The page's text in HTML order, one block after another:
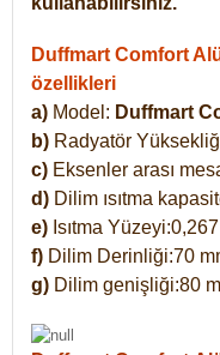
Duffmart Comfort
özellikleri
a) Model: Duffmart
b) Radyatör
c) Eksenler arası
d) Dilim ısıtma
e) Isıtma
f) Dilim Derinliği:70
g) Dilim genişliği:80